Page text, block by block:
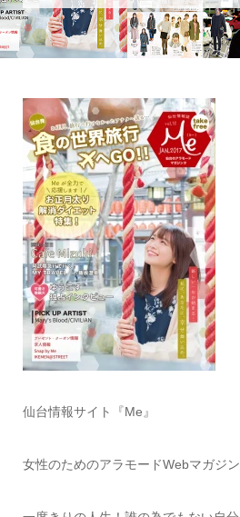
仙台情報サイト『Me』
女性のためのアラモードWebマガジン